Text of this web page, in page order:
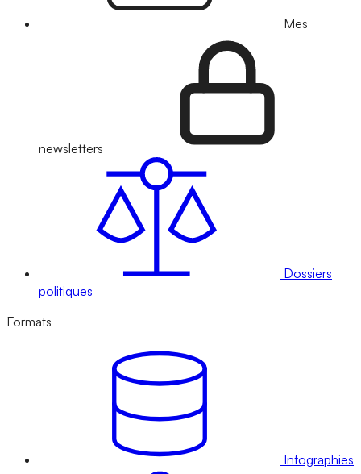
Mes
newsletters
Dossiers
politiques
Formats
Infographies